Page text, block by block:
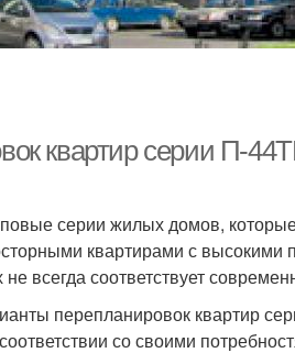
квартир серии П-
серии жилых домов,
квартирами с
не всегда соответствует
перепланировок квартир
со своими